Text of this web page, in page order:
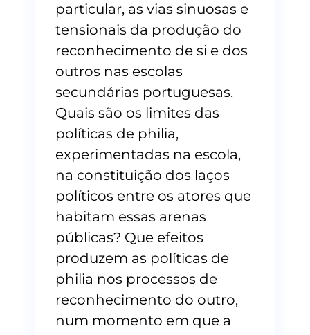
particular, as vias sinuosas e
tensionais da produção do
reconhecimento de si e dos
outros nas escolas
secundárias portuguesas.
Quais são os limites das
políticas de philia,
experimentadas na escola,
na constituição dos laços
políticos entre os atores que
habitam essas arenas
públicas? Que efeitos
produzem as políticas de
philia nos processos de
reconhecimento do outro,
num momento em que a